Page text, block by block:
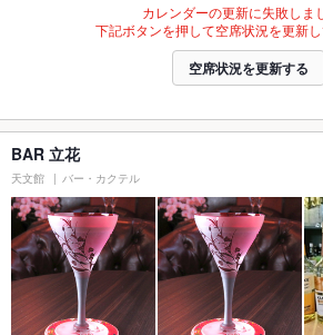
カレンダーの更新に失敗しま
下記ボタンを押して空席状況を更新し
空席状況を更新する
BAR 立花
天文館 バー・カクテル